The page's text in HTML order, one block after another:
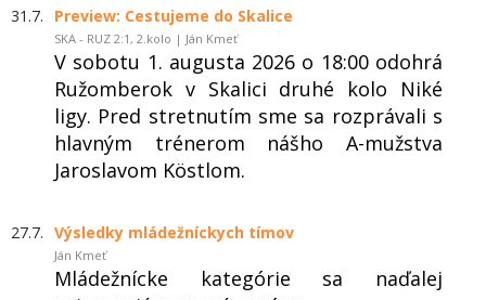
31.7. Preview: Cestujeme do Skalice
SKA - RUZ 2:1, 2.kolo | Ján Kmeť
V sobotu 1. augusta 2026 o 18:00 odohrá
Ružomberok v Skalici druhé kolo Niké
ligy. Pred stretnutím sme sa rozprávali s
hlavným trénerom nášho A-mužstva
Jaroslavom Köstlom.
27.7. Výsledky mládežníckych tímov
Ján Kmeť
Mládežnícke kategórie sa naďalej